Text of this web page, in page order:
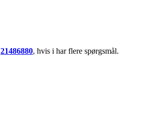
21486880, hvis i har flere spørgsmål.